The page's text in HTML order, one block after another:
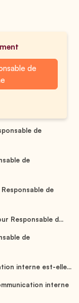
de
de
de
de
Responsable d...
de
interne est-elle...
interne